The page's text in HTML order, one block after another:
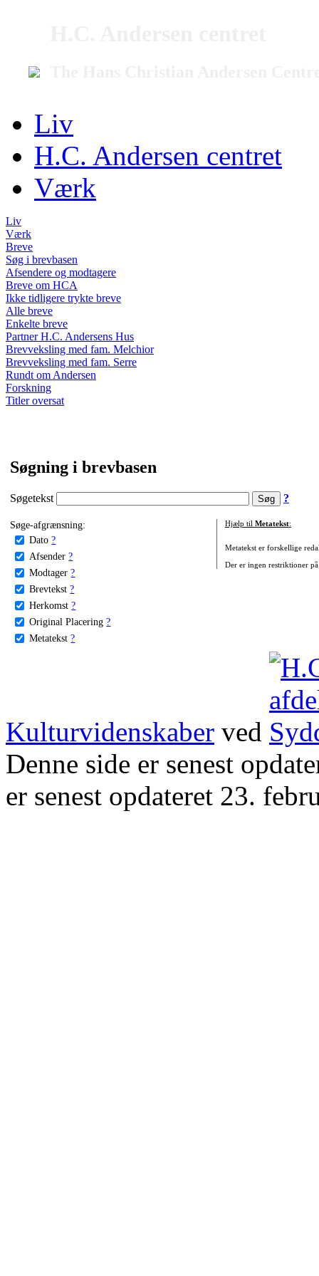
Liv
H.C. Andersen centret
Værk
Liv
Værk
Breve
Søg i brevbasen
Afsendere og modtagere
Breve om HCA
Ikke tidligere trykte breve
Alle breve
Enkelte breve
Partner H.C. Andersens Hus
Brevveksling med fam. Melchior
Brevveksling med fam. Serre
Rundt om Andersen
Forskning
Titler oversat
Søgning i brevbasen
Søgetekst ?
Søge-afgrænsning:
Dato ?
Afsender ?
Modtager ?
Brevtekst ?
Herkomst ?
Original Placering ?
Metatekst ?
Hjælp til Metatekst:
Metatekst er forskellige
Der er ingen restriktioner
Kulturvidenskaber ved
Denne side er senest
er senest opdateret 23.